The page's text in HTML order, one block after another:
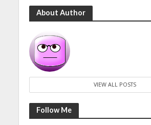
About Author
VIEW ALL POSTS
Follow Me